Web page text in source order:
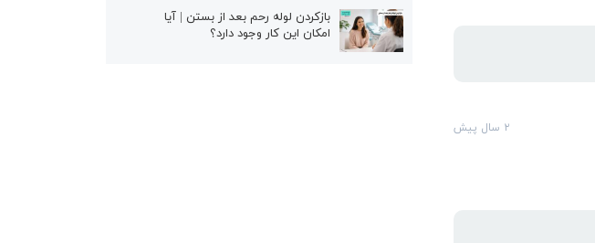
۲ سال پیش
بازکردن لوله رحم بعد از بستن | آیا
امکان این کار وجود دارد؟